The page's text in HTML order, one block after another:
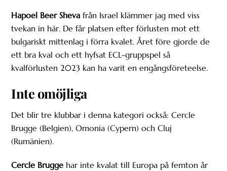
Hapoel Beer Sheva från Israel klämmer jag med viss
tvekan in här. De får platsen efter förlusten mot ett
bulgariskt mittenlag i förra kvalet. Året före gjorde de
ett bra kval och ett hyfsat ECL-gruppspel så
kvalförlusten 2023 kan ha varit en engångsföreteelse.
Inte omöjliga
Det blir tre klubbar i denna kategori också: Cercle
Brugge (Belgien), Omonia (Cypern) och Cluj
(Rumänien).
Cercle Brugge har inte kvalat till Europa på femton år